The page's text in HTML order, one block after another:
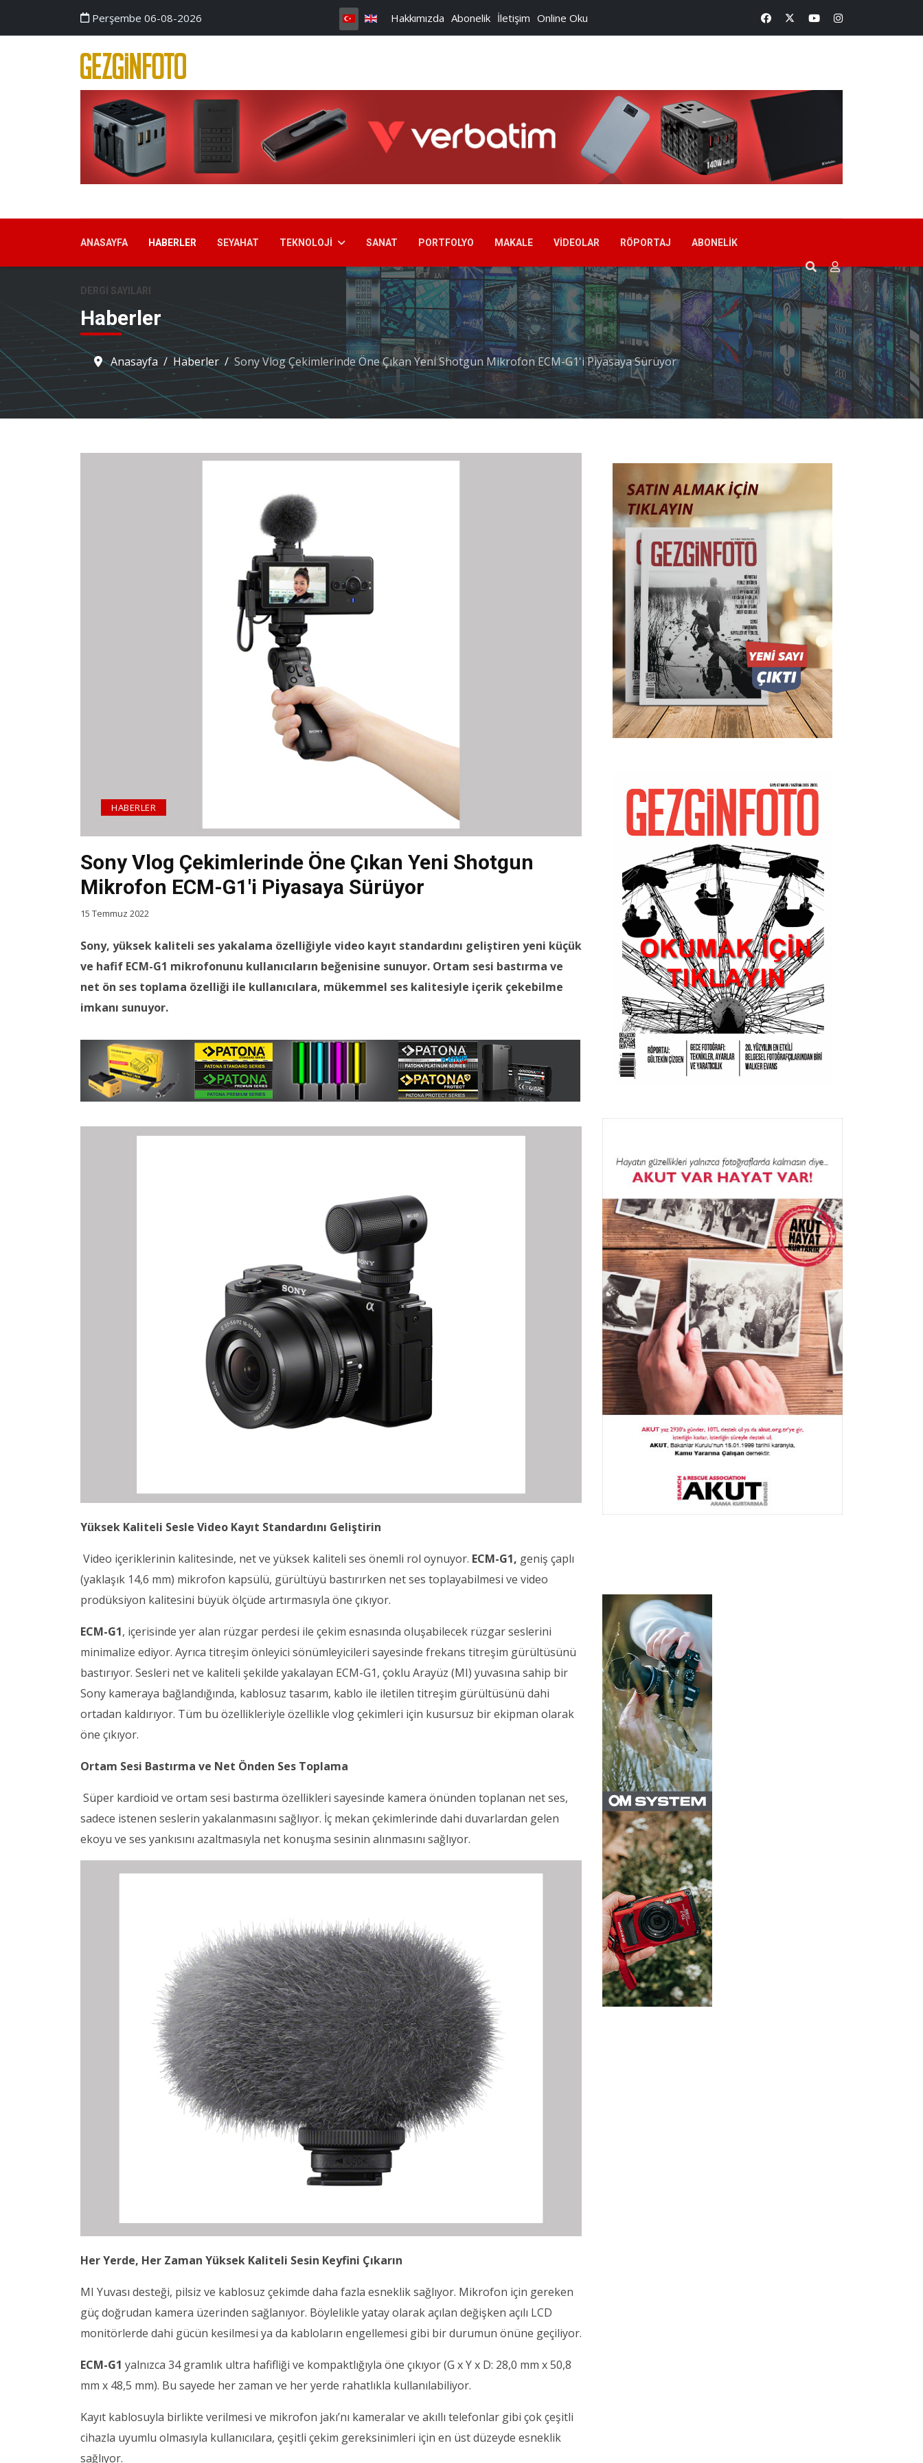
Perşembe 06-08-2026 Hakkımızda Abonelik İletişim Online Oku
ANASAYFA HABERLER SEYAHAT TEKNOLOJI SANAT PORTFOLYO MAKALE VIDEOLAR RÖPORTAJ ABONELIK
DERGI SAYILARI
Haberler
Anasayfa Haberler Sony Vlog Çekimlerinde Öne Çıkan Yeni Shotgun Mikrofon ECM-G1'i Piyasaya Sürüyor
Sony Vlog Çekimlerinde Öne Çıkan Yeni Shotgun
Mikrofon ECM-G1'i Piyasaya Sürüyor
HABERLER
15 Temmuz 2022
Sony, yüksek kaliteli ses yakalama özelliğiyle video kayıt standardını geliştiren yeni küçük
ve hafif ECM-G1 mikrofonunu kullanıcıların beğenisine sunuyor. Ortam sesi bastırma ve
net ön ses toplama özelliği ile kullanıcılara, mükemmel ses kalitesiyle içerik çekebilme
imkanı sunuyor.
Yüksek Kaliteli Sesle Video Kayıt Standardını Geliştirin
Video içeriklerinin kalitesinde, net ve yüksek kaliteli ses önemli rol oynuyor. ECM-G1, geniş çaplı
(yaklaşık 14,6 mm) mikrofon kapsülü, gürültüyü bastırırken net ses toplayabilmesi ve video
prodüksiyon kalitesini büyük ölçüde artırmasıyla öne çıkıyor.
ECM-G1, içerisinde yer alan rüzgar perdesi ile çekim esnasında oluşabilecek rüzgar seslerini
minimalize ediyor. Ayrıca titreşim önleyici sönümleyicileri sayesinde frekans titreşim gürültüsünü
bastırıyor. Sesleri net ve kaliteli şekilde yakalayan ECM-G1, çoklu Arayüz (MI) yuvasına sahip bir
Sony kameraya bağlandığında, kablosuz tasarım, kablo ile iletilen titreşim gürültüsünü dahi
ortadan kaldırıyor. Tüm bu özellikleriyle özellikle vlog çekimleri için kusursuz bir ekipman olarak
öne çıkıyor.
Ortam Sesi Bastırma ve Net Önden Ses Toplama
Süper kardioid ve ortam sesi bastırma özellikleri sayesinde kamera önünden toplanan net ses,
sadece istenen seslerin yakalanmasını sağlıyor. İç mekan çekimlerinde dahi duvarlardan gelen
ekoyu ve ses yankısını azaltmasıyla net konuşma sesinin alınmasını sağlıyor.
Her Yerde, Her Zaman Yüksek Kaliteli Sesin Keyfini Çıkarın
MI Yuvası desteği, pilsiz ve kablosuz çekimde daha fazla esneklik sağlıyor. Mikrofon için gereken
güç doğrudan kamera üzerinden sağlanıyor. Böylelikle yatay olarak açılan değişken açılı LCD
monitörlerde dahi gücün kesilmesi ya da kabloların engellemesi gibi bir durumun önüne geçiliyor.
ECM-G1 yalnızca 34 gramlık ultra hafifliği ve kompaktlığıyla öne çıkıyor (G x Y x D: 28,0 mm x 50,8
mm x 48,5 mm). Bu sayede her zaman ve her yerde rahatlıkla kullanılabiliyor.
Kayıt kablosuyla birlikte verilmesi ve mikrofon jakı’nı kameralar ve akıllı telefonlar gibi çok çeşitli
cihazla uyumlu olmasıyla kullanıcılara, çeşitli çekim gereksinimleri için en üst düzeyde esneklik
sağlıyor.